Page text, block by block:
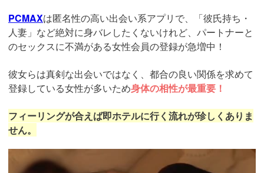
PCMAXは匿名性の高い出会い系アプリで、「彼氏持ち・
人妻」など絶対に身バレしたくないけれど、パートナーと
のセックスに不満がある女性会員の登録が急増中！
彼女らは真剣な出会いではなく、都合の良い関係を求めて
登録している女性が多いため身体の相性が最重要！
フィーリングが合えば即ホテルに行く流れが珍しくありま
せん。
https://pcmax.jp/lp/?
ad_id=rm307152